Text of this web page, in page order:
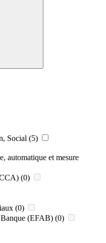
Social (5)
automatique et mesure
(0)
(0)
(EFAB) (0)